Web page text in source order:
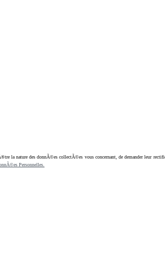
nature des donnÃ©es collectÃ©es vous concernant, de demander leur
Personnelles.